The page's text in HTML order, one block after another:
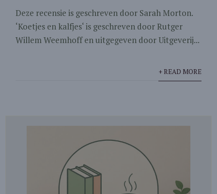
Deze recensie is geschreven door Sarah Morton.
‘Koetjes en kalfjes‘ is geschreven door Rutger
Willem Weemhoff en uitgegeven door Uitgeverij...
+ READ MORE